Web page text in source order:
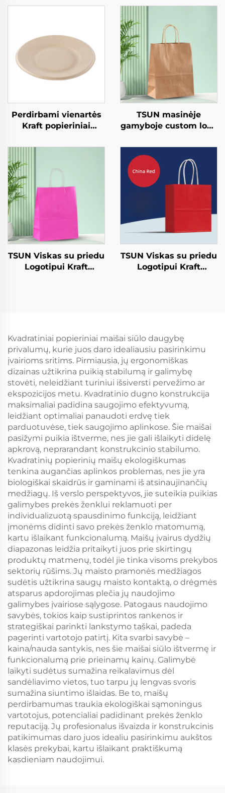
Perdirbami vienartės
Kraft popieriniai
snekso, sushio, pizzo,
duonos, konfekcijų ir
šokolado patiekalams
TSUN masinėje
gamyboje custom logo
vamzdeliai takeaway
Naujieji metai/Kalėdų
maisto apipakuotė
spaudinio paviršius
TSUN Viskas su priedu
Logotipui Kraft
Plastikinė Ambaluoja
Darbai
TSUN Viskas su priedu
Logotipui Kraft
Plastikinė Ambaluoja
Darbai
Kvadratiniai popieriniai maišai siūlo daugybę
privalumų, kurie juos daro idealiausiu pasirinkimu
įvairioms sritims. Pirmiausia, jų ergonomiškas
dizainas užtikrina puikią stabilumą ir galimybę
stovėti, neleidžiant turiniui išsiversti pervežimo ar
ekspozicijos metu. Kvadratinio dugno konstrukcija
maksimaliai padidina saugojimo efektyvumą,
leidžiant optimaliai panaudoti erdvę tiek
parduotuvėse, tiek saugojimo aplinkose. Šie maišai
pasižymi puikia ištverme, nes jie gali išlaikyti didelę
apkrovą, neprarandant konstrukcinio stabilumo.
Kvadratinių popierinių maišų ekologiškumas
tenkina augančias aplinkos problemas, nes jie yra
biologiškai skaidrūs ir gaminami iš atsinaujinančių
medžiagų. Iš verslo perspektyvos, jie suteikia puikias
galimybes prekės ženklui reklamuoti per
individualizuotą spausdinimo funkciją, leidžiant
įmonėms didinti savo prekės ženklo matomumą,
kartu išlaikant funkcionalumą. Maišų įvairus dydžių
diapazonas leidžia pritaikyti juos prie skirtingų
produktų matmenų, todėl jie tinka visoms prekybos
sektorių rūšims. Jų maisto pramonės medžiagos
sudėtis užtikrina saugų maisto kontaktą, o drėgmės
atsparus apdorojimas plečia jų naudojimo
galimybes įvairiose sąlygose. Patogaus naudojimo
savybės, tokios kaip sustiprintos rankenos ir
strategiškai parinkti lankstymo taškai, padeda
pagerinti vartotojo patirtį. Kita svarbi savybė –
kaina/nauda santykis, nes šie maišai siūlo ištvermę ir
funkcionalumą prie prieinamų kainų. Galimybė
laikyti sudėtus sumažina reikalavimus dėl
sandėliavimo vietos, tuo tarpu jų lengvas svoris
sumažina siuntimo išlaidas. Be to, maišų
perdirbamumas traukia ekologiškai sąmoningus
vartotojus, potencialiai padidinant prekės ženklo
reputaciją. Jų profesionalus išvaizda ir konstrukcinis
patikimumas daro juos idealiu pasirinkimu aukštos
klasės prekybai, kartu išlaikant praktiškumą
kasdieniam naudojimui.